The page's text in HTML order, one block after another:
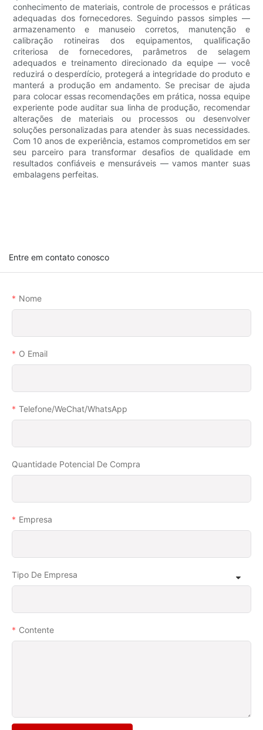
conhecimento de materiais, controle de processos e práticas
adequadas dos fornecedores. Seguindo passos simples —
armazenamento e manuseio corretos, manutenção e
calibração rotineiras dos equipamentos, qualificação
criteriosa de fornecedores, parâmetros de selagem
adequados e treinamento direcionado da equipe — você
reduzirá o desperdício, protegerá a integridade do produto e
manterá a produção em andamento. Se precisar de ajuda
para colocar essas recomendações em prática, nossa equipe
experiente pode auditar sua linha de produção, recomendar
alterações de materiais ou processos ou desenvolver
soluções personalizadas para atender às suas necessidades.
Com 10 anos de experiência, estamos comprometidos em ser
seu parceiro para transformar desafios de qualidade em
resultados confiáveis ​​e mensuráveis ​​— vamos manter suas
embalagens perfeitas.
Entre em contato conosco
Nome
O Email
Telefone/WeChat/WhatsApp
Quantidade Potencial De Compra
Empresa
Tipo De Empresa
Contente